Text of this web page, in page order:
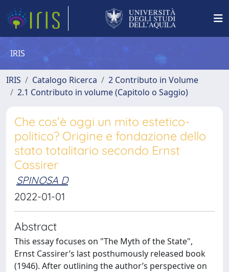
IRIS
IRIS Catalogo Ricerca
2 Contributo in Volume
2.1 Contributo in volume (Capitolo o Saggio)
Che cos’è oggi un mito estetico-
politico? Origine e fondazione dello
stato totalitario secondo Ernst
Cassirer
SPINOSA D
2022-01-01
Abstract
This essay focuses on "The Myth of the State",
Ernst Cassirer’s last posthumously released book
(1946). After outlining the author’s perspective on